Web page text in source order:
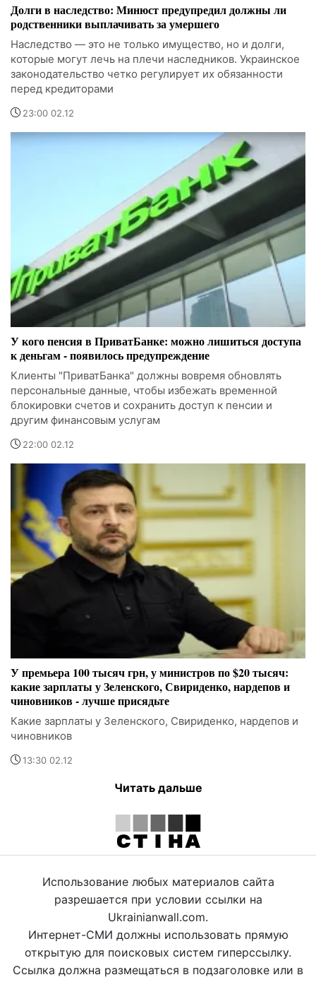
Долги в наследство: Минюст предупредил должны ли
родственники выплачивать за умершего
Наследство — это не только имущество, но и долги,
которые могут лечь на плечи наследников. Украинское
законодательство четко регулирует их обязанности
перед кредиторами
23:00 02.12
У кого пенсия в ПриватБанке: можно лишиться доступа
к деньгам - появилось предупреждение
Клиенты "ПриватБанка" должны вовремя обновлять
персональные данные, чтобы избежать временной
блокировки счетов и сохранить доступ к пенсии и
другим финансовым услугам
22:00 02.12
У премьера 100 тысяч грн, у министров по $20 тысяч:
какие зарплаты у Зеленского, Свириденко, нардепов и
чиновников - лучше присядьте
Какие зарплаты у Зеленского, Свириденко, нардепов и
чиновников
13:30 02.12
Читать дальше
Использование любых материалов сайта
разрешается при условии ссылки на
Ukrainianwall.com.
Интернет-СМИ должны использовать прямую
открытую для поисковых систем гиперссылку.
Ссылка должна размещаться в подзаголовке или в